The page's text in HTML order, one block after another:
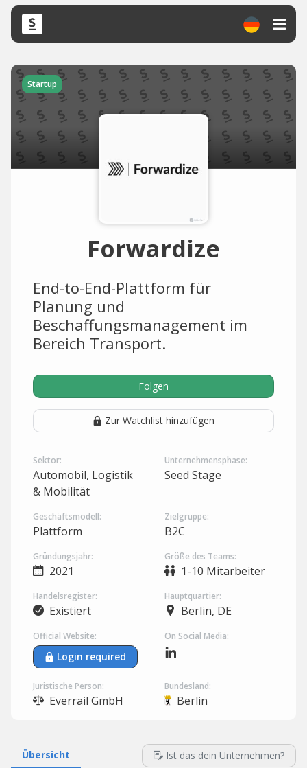
Startup
Forwardize
End-to-End-Plattform für
Planung und
Beschaffungsmanagement im
Bereich Transport.
Folgen
Zur Watchlist hinzufügen
Sektor:
Automobil, Logistik
& Mobilität
Unternehmensphase:
Seed Stage
Geschäftsmodell:
Plattform
Zielgruppe:
B2C
Gründungsjahr:
2021
Größe des Teams:
1-10 Mitarbeiter
Handelsregister:
Existiert
Hauptquartier:
Berlin, DE
Official Website:
Login required
On Social Media:
Juristische Person:
Everrail GmbH
Bundesland:
Berlin
Übersicht Ist das dein Unternehmen?